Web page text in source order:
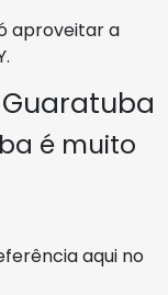
aproveitar a
é muito
aqui no